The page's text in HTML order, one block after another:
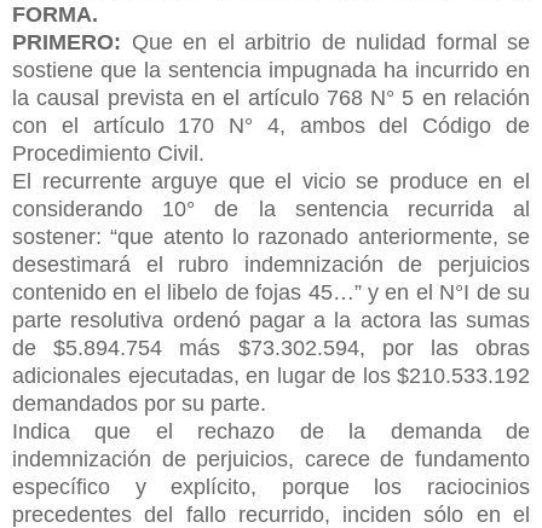
FORMA.
PRIMERO: Que en el arbitrio de nulidad formal se
sostiene que la sentencia impugnada ha incurrido en
la causal prevista en el artículo 768 N° 5 en relación
con el artículo 170 N° 4, ambos del Código de
Procedimiento Civil.
El recurrente arguye que el vicio se produce en el
considerando 10° de la sentencia recurrida al
sostener: “que atento lo razonado anteriormente, se
desestimará el rubro indemnización de perjuicios
contenido en el libelo de fojas 45…” y en el N°I de su
parte resolutiva ordenó pagar a la actora las sumas
de $5.894.754 más $73.302.594, por las obras
adicionales ejecutadas, en lugar de los $210.533.192
demandados por su parte.
Indica que el rechazo de la demanda de
indemnización de perjuicios, carece de fundamento
específico y explícito, porque los raciocinios
precedentes del fallo recurrido, inciden sólo en el